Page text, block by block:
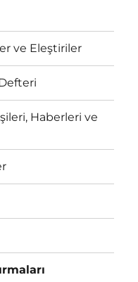
ve Eleştiriler
Haberleri ve